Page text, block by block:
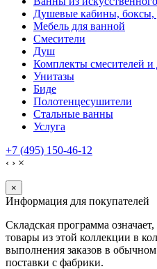
Душевые кабины, боксы,
Мебель для ванной
Смесители
Душ
Комплекты смесителей и
Унитазы
Биде
Полотенцесушители
Стальные ванны
Услуга
+7 (495) 150-46-12
‹ › ×
×
Информация для покупателей
Складская программа
товары из этой коллекции в
выполнения заказов в
поставки с фабрики.